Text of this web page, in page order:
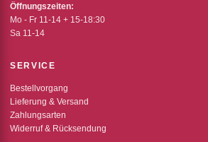
Öffnungszeiten:
Mo - Fr 11-14 + 15-18:30
Sa 11-14
SERVICE
Bestellvorgang
Lieferung & Versand
Zahlungsarten
Widerruf & Rücksendung